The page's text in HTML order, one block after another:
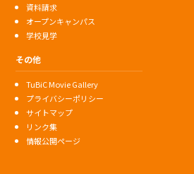
資料請求
オープンキャンパス
学校見学
その他
TuBiC Movie Gallery
プライバシーポリシー
サイトマップ
リンク集
情報公開ページ